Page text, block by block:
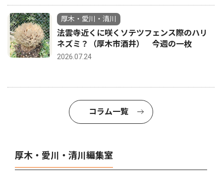
厚木・愛川・清川
法雲寺近くに咲くソテツフェンス際のハリ
ネズミ？（厚木市酒井） 今週の一枚
2026.07.24
コラム一覧
厚木・愛川・清川編集室